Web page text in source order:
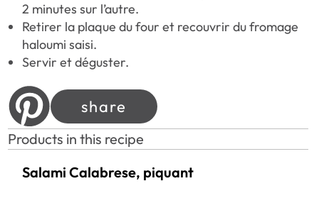
2 minutes sur l’autre.
Retirer la plaque du four et recouvrir du fromage
haloumi saisi.
Servir et déguster.
share
Products in this recipe
Salami Calabrese, piquant